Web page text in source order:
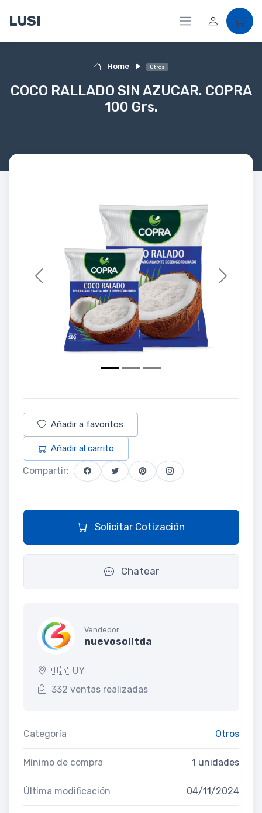
LUSI
Home Otros
COCO RALLADO SIN AZUCAR. COPRA
100 Grs.
Previous Next
Añadir a favoritos
Añadir al carrito
Compartir:
Solicitar Cotización
Chatear
Vendedor
nuevosolltda
🇺🇾 UY
332 ventas realizadas
Categoría Otros
Mínimo de compra 1 unidades
Última modificación 04/11/2024